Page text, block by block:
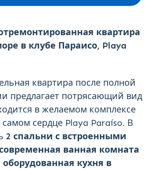
квартира
в клубе Параисо, Playa
квартира после полной
предлагает потрясающий вид
в желаемом комплексе
самом сердце Playa Paraíso. В
2 спальни с встроенными
ванная комната
кухня в